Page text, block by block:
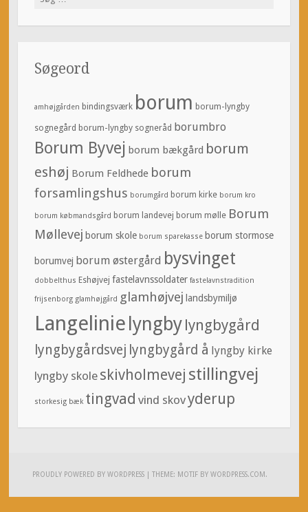
Søgeord
amhøjgården bindingsværk borum borum-lyngby
sognegård borum-lyngby sogneråd borumbro
Borum Byvej borum bækgård borum
eshøj Borum Feldhede borum
forsamlingshus borumgård borum kirke borum kro
borum købmandsgård borum landevej borum mølle Borum
Møllevej borum skole borum sparekasse borum stormose
borumvej borum østergård bysvinget
dobbelthus Eshøjvej fastelavnssoldater fastelavnstradition
frijsenborg glamhøjgård glamhøjvej landsbymiljø
Langelinie lyngby lyngbygård
lyngbygårdsvej lyngbygård å lyngby kirke
lyngby skole skivholmevej stillingvej
storkesig bæk tingvad vind skovyderup
PROUDLY POWERED BY WORDPRESS |THEME: MOTIF BYWORDPRESS.COM .